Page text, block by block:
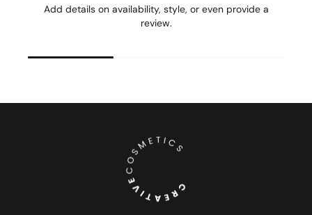
Add details on availability, style, or even provide a
review.